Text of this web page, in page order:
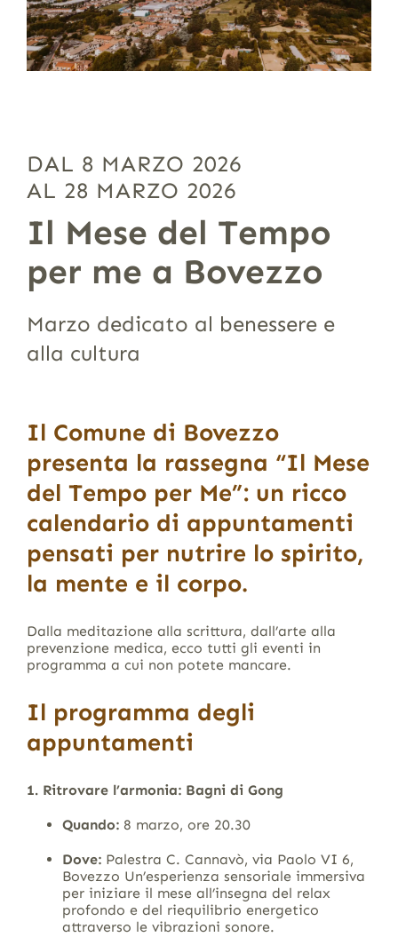
DAL 8 MARZO 2026
AL 28 MARZO 2026
Il Mese del Tempo
per me a Bovezzo
Marzo dedicato al benessere e
alla cultura
Il Comune di Bovezzo
presenta la rassegna “Il Mese
del Tempo per Me”: un ricco
calendario di appuntamenti
pensati per nutrire lo spirito,
la mente e il corpo.
Dalla meditazione alla scrittura, dall’arte alla
prevenzione medica, ecco tutti gli eventi in
programma a cui non potete mancare.
Il programma degli
appuntamenti
1. Ritrovare l’armonia: Bagni di Gong
Quando:8 marzo, ore 20.30
Dove:Palestra C. Cannavò, via Paolo VI 6,
Bovezzo Un’esperienza sensoriale immersiva
per iniziare il mese all’insegna del relax
profondo e del riequilibrio energetico
attraverso le vibrazioni sonore.